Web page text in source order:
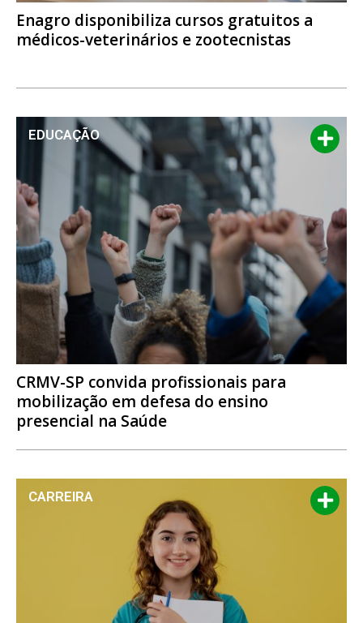
Enagro disponibiliza cursos gratuitos a
médicos-veterinários e zootecnistas
EDUCAÇÃO
CRMV-SP convida profissionais para
mobilização em defesa do ensino
presencial na Saúde
CARREIRA